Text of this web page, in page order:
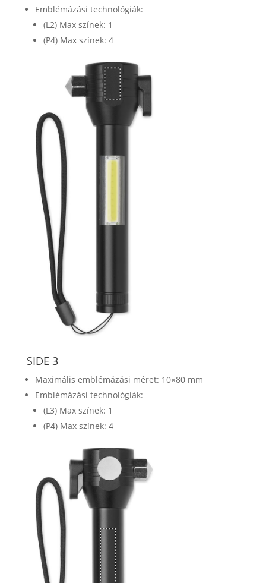
Emblémázási technológiák:
(L2) Max színek: 1
(P4) Max színek: 4
SIDE 3
Maximális emblémázási méret: 10×80 mm
Emblémázási technológiák:
(L3) Max színek: 1
(P4) Max színek: 4